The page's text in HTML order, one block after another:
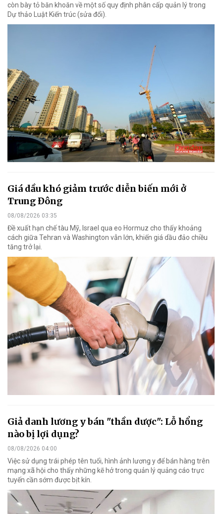
còn bày tỏ băn khoăn về một số quy định phân cấp quản lý trong
Dự thảo Luật Kiến trúc (sửa đổi).
Giá dầu khó giảm trước diễn biến mới ở
Trung Đông
08/08/2026 03:35
Đề xuất hạn chế tàu Mỹ, Israel qua eo Hormuz cho thấy khoảng
cách giữa Tehran và Washington vẫn lớn, khiến giá dầu đảo chiều
tăng trở lại.
Giả danh lương y bán "thần dược": Lỗ hổng
nào bị lợi dụng?
08/08/2026 04:00
Việc sử dụng trái phép tên tuổi, hình ảnh lương y để bán hàng trên
mạng xã hội cho thấy những kẽ hở trong quản lý quảng cáo trực
tuyến cần sớm được bịt kín.